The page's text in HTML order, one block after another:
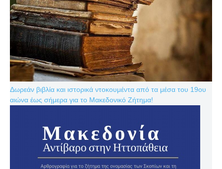
Δωρεάν βιβλία και ιστορικά ντοκουμέντα από τα μέσα του 19ου
αιώνα έως σήμερα για το Μακεδονικό Ζήτημα!